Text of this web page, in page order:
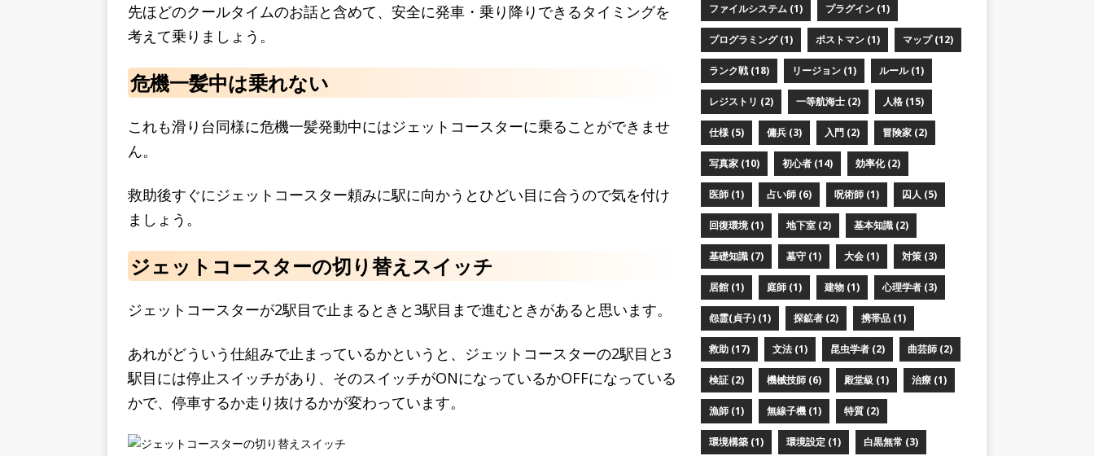
先ほどのクールタイムのお話と含めて、安全に発車・乗り降りできるタイミングを
考えて乗りましょう。
危機一髪中は乗れない
これも滑り台同様に危機一髪発動中にはジェットコースターに乗ることができませ
ん。
救助後すぐにジェットコースター頼みに駅に向かうとひどい目に合うので気を付け
ましょう。
ジェットコースターの切り替えスイッチ
ジェットコースターが2駅目で止まるときと3駅目まで進むときがあると思います。
あれがどういう仕組みで止まっているかというと、ジェットコースターの2駅目と3
駅目には停止スイッチがあり、そのスイッチがONになっているかOFFになっている
かで、停車するか走り抜けるかが変わっています。
ファイルシステム (1) プラグイン (1)
プログラミング (1) ポストマン (1) マップ (12)
ランク戦 (18) リージョン (1) ルール (1)
レジストリ (2) 一等航海士 (2) 人格 (15)
仕様 (5) 傭兵 (3) 入門 (2) 冒険家 (2)
写真家 (10) 初心者 (14) 効率化 (2)
医師 (1) 占い師 (6) 呪術師 (1) 囚人 (5)
回復環境 (1) 地下室 (2) 基本知識 (2)
基礎知識 (7) 墓守 (1) 大会 (1) 対策 (3)
居館 (1) 庭師 (1) 建物 (1) 心理学者 (3)
怨霊(貞子) (1) 探鉱者 (2) 携帯品 (1)
救助 (17) 文法 (1) 昆虫学者 (2) 曲芸師 (2)
検証 (2) 機械技師 (6) 殿堂級 (1) 治療 (1)
漁師 (1) 無線子機 (1) 特質 (2)
環境構築 (1) 環境設定 (1) 白黒無常 (3)